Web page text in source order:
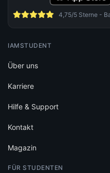
4,75/5 Sterne -
IAMSTUDENT
Über uns
Karriere
Hilfe & Support
Kontakt
Magazin
FÜR STUDENTEN